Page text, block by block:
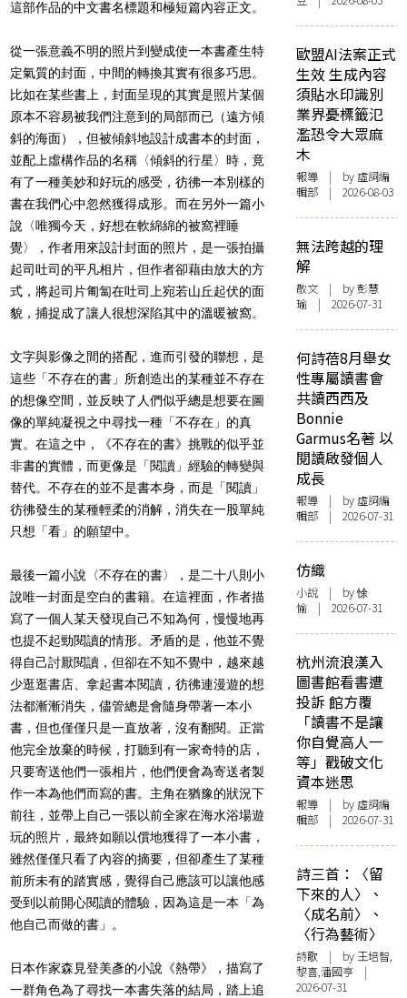
這部作品的中文書名標題和極短篇內容正文。
從一張意義不明的照片到變成使一本書產生特
定氣質的封面，中間的轉換其實有很多巧思。
比如在某些書上，封面呈現的其實是照片某個
原本不容易被我們注意到的局部而已（遠方傾
斜的海面），但被傾斜地設計成書本的封面，
並配上虛構作品的名稱〈傾斜的行星〉時，竟
有了一種美妙和好玩的感受，彷彿一本別樣的
書在我們心中忽然獲得成形。而在另外一篇小
說〈唯獨今天，好想在軟綿綿的被窩裡睡
覺〉，作者用來設計封面的照片，是一張拍攝
起司吐司的平凡相片，但作者卻藉由放大的方
式，將起司片匍匐在吐司上宛若山丘起伏的面
貌，捕捉成了讓人很想深陷其中的溫暖被窩。
文字與影像之間的搭配，進而引發的聯想，是
這些「不存在的書」所創造出的某種並不存在
的想像空間，並反映了人們似乎總是想要在圖
像的單純凝視之中尋找一種「不存在」的真
實。在這之中，《不存在的書》挑戰的似乎並
非書的實體，而更像是「閱讀」經驗的轉變與
替代。不存在的並不是書本身，而是「閱讀」
彷彿發生的某種輕柔的消解，消失在一股單純
只想「看」的願望中。
最後一篇小說〈不存在的書〉，是二十八則小
說唯一封面是空白的書籍。在這裡面，作者描
寫了一個人某天發現自己不知為何，慢慢地再
也提不起勁閱讀的情形。矛盾的是，他並不覺
得自己討厭閱讀，但卻在不知不覺中，越來越
少逛逛書店、拿起書本閱讀，彷彿連漫遊的想
法都漸漸消失，儘管總是會隨身帶著一本小
書，但也僅僅只是一直放著，沒有翻閱。正當
他完全放棄的時候，打聽到有一家奇特的店，
只要寄送他們一張相片，他們便會為寄送者製
作一本為他們而寫的書。主角在猶豫的狀況下
前往，並帶上自己一張以前全家在海水浴場遊
玩的照片，最終如願以償地獲得了一本小書，
雖然僅僅只看了內容的摘要，但卻產生了某種
前所未有的踏實感，覺得自己應該可以讓他感
受到以前開心閱讀的體驗，因為這是一本「為
他自己而做的書」。
日本作家森見登美彥的小說《熱帶》，描寫了
一群角色為了尋找一本書失落的結局，踏上追
歐盟AI法案正式
生效 生成內容
須貼水印識別
業界憂標籤氾
濫恐令大眾麻
木
報導 | by 虛詞編
輯部 | 2026-08-03
無法跨越的理
解
散文 | by 彭慧
瑜 | 2026-07-31
何詩蓓8月舉女
性專屬讀書會
共讀西西及
Bonnie
Garmus名著 以
閱讀啟發個人
成長
報導 | by 虛詞編
輯部 | 2026-07-31
仿織
小說 | by 悇
愉 | 2026-07-31
杭州流浪漢入
圖書館看書遭
投訴 館方覆
「讀書不是讓
你自覺高人一
等」戳破文化
資本迷思
報導 | by 虛詞編
輯部 | 2026-07-31
詩三首：〈留
下來的人〉、
〈成名前〉、
〈行為藝術〉
詩歌 | by 王培智,
黎喜,潘國亨 |
2026-07-31